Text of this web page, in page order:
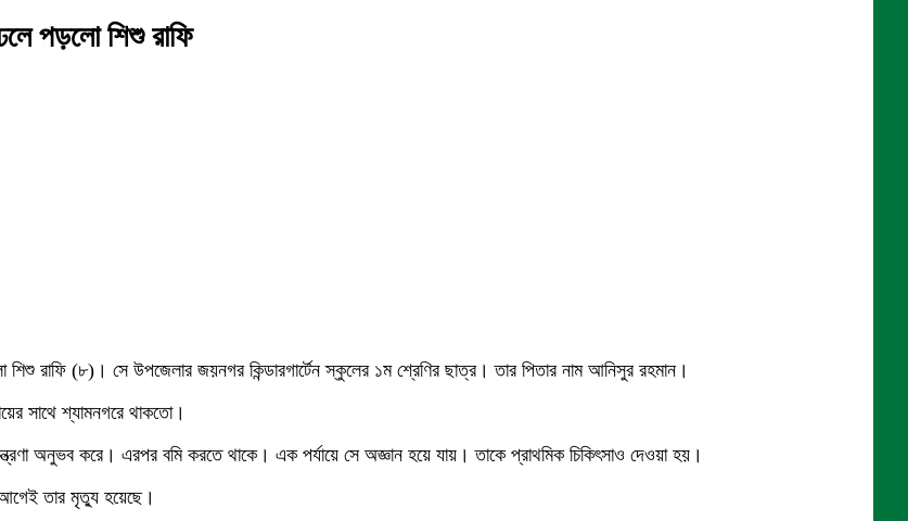
পড়লো শিশু রাফি
রাফি (৮)। সে উপজেলার জয়নগর কিন্ডারগার্টেন স্কুলের ১ম শ্রেণির ছাত্র। তার পিতার নাম আনিসুর রহমান।
সাথে শ্যামনগরে থাকতো।
অনুভব করে। এরপর বমি করতে থাকে। এক পর্যায়ে সে অজ্ঞান হয়ে যায়। তাকে প্রাথমিক চিকিৎসাও দেওয়া হয়।
আগেই তার মৃত্যু হয়েছে।